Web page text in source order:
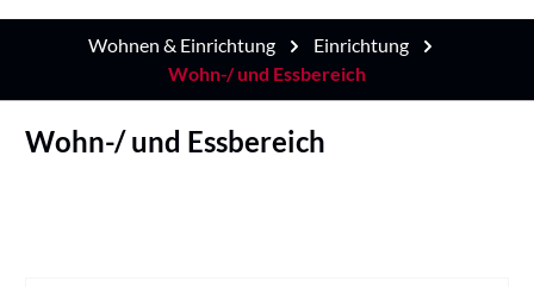
Wohnen & Einrichtung
Einrichtung
Wohn-/ und Essbereich
Wohn-/ und Essbereich